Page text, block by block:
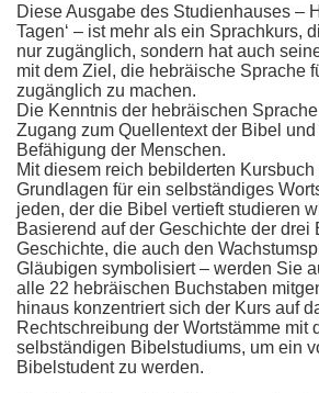
Diese Ausgabe des Studienhauses –
Tagen‘ – ist mehr als ein Sprachkurs,
nur zugänglich, sondern hat auch
mit dem Ziel, die hebräische Sprache
zugänglich zu machen.
Die Kenntnis der hebräischen
Zugang zum Quellentext der Bibel
Befähigung der Menschen.
Mit diesem reich bebilderten
Grundlagen für ein selbständiges
jeden, der die Bibel vertieft studieren
Basierend auf der Geschichte der drei
Geschichte, die auch den
Gläubigen symbolisiert – werden Sie
alle 22 hebräischen Buchstaben
hinaus konzentriert sich der Kurs auf
Rechtschreibung der Wortstämme mit
selbständigen Bibelstudiums, um ein
Bibelstudent zu werden.